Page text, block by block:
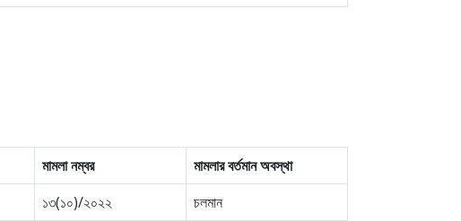
মামলা নম্বর
মামলার বর্তমান অবস্থা
১৩(১০)/২০২২ চলমান